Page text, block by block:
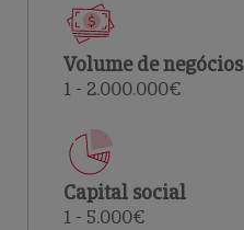
Volume de negócios
1 - 2.000.000€
Capital social
1 - 5.000€